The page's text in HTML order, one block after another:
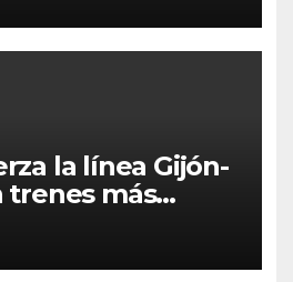
la línea Gijón-
trenes más
servicio para